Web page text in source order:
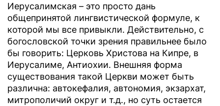
Иерусалимская – это просто дань
общепринятой лингвистической формуле, к
которой мы все привыкли. Действительно, с
богословской точки зрения правильнее было
бы говорить: Церковь Христова на Кипре, в
Иерусалиме, Антиохии. Внешняя форма
существования такой Церкви может быть
различна: автокефалия, автономия, экзархат,
митрополичий округ и т.д., но суть остается